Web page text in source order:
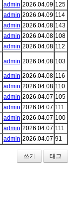
admin 2026.04.09 125
admin 2026.04.09 114
admin 2026.04.08 143
admin 2026.04.08 108
admin 2026.04.08 112
admin 2026.04.08 103
admin 2026.04.08 116
admin 2026.04.08 110
admin 2026.04.07 105
admin 2026.04.07 111
admin 2026.04.07 100
admin 2026.04.07 111
admin 2026.04.07 91
쓰기 태그